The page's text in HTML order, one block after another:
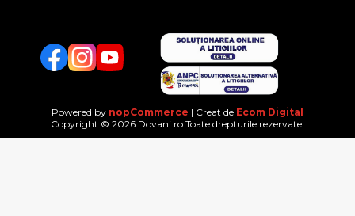
FacebookTwitterYouTube
Powered by nopCommerce | Creat de Ecom Digital
Copyright © 2026 Dovani.ro.Toate drepturile rezervate.